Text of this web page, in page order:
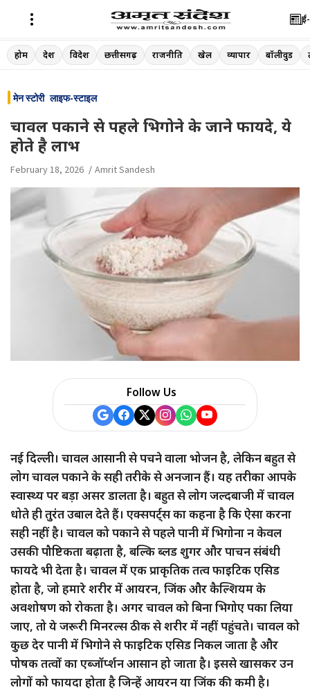
Skip
to
होम देश विदेश छत्तीसगढ़ राजनीति खेल व्यापार बॉलीवुड
मेन स्टोरी लाइफ-स्टाइल
चावल पकाने से पहले भिगोने के जाने फायदे, ये
होते है लाभ
February 18, 2026 Amrit Sandesh
Follow Us
नई दिल्ली। चावल आसानी से पचने वाला भोजन है, लेकिन बहुत से
लोग चावल पकाने के सही तरीके से अनजान हैं। यह तरीका आपके
स्वास्थ्य पर बड़ा असर डालता है। बहुत से लोग जल्दबाजी में चावल
धोते ही तुरंत उबाल देते हैं। एक्सपर्ट्स का कहना है कि ऐसा करना
सही नहीं है। चावल को पकाने से पहले पानी में भिगोना न केवल
उसकी पौष्टिकता बढ़ाता है, बल्कि ब्लड शुगर और पाचन संबंधी
फायदे भी देता है। चावल में एक प्राकृतिक तत्व फाइटिक एसिड
होता है, जो हमारे शरीर में आयरन, जिंक और कैल्शियम के
अवशोषण को रोकता है। अगर चावल को बिना भिगोए पका लिया
जाए, तो ये जरूरी मिनरल्स ठीक से शरीर में नहीं पहुंचते। चावल को
कुछ देर पानी में भिगोने से फाइटिक एसिड निकल जाता है और
पोषक तत्वों का एब्जॉर्प्शन आसान हो जाता है। इससे खासकर उन
लोगों को फायदा होता है जिन्हें आयरन या जिंक की कमी है।